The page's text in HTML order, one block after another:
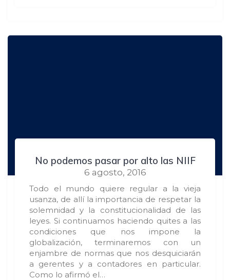
No podemos pasar por alto las NIIF
6 agosto, 2016
Todo el mundo quiere regular a la vieja
usanza, de allí la importancia de respetar la
solemnidad y la constitucionalidad de las
leyes. Si continuamos haciendo quites a las
condiciones que nos impone la
globalización, terminaremos con un
enjambre de normas que nos desquiciarán
a gerentes y a contadores en particular.
Como lo afirmó el…